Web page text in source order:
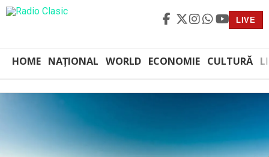
LIVE
HOME NAȚIONAL WORLD ECONOMIE CULTURĂ